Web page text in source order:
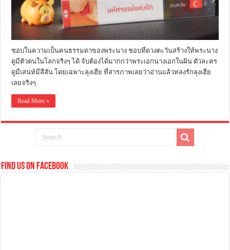
ชอบในความเป็นคนธรรมดาของพระนาง ชอบที่ดวงตะวันสร้างให้พระนาง
ดูมีตัวตนในโลกจริงๆ ได้ จับต้องได้มากกว่าพระเอกนางเอกในฝัน ตัวละคร
ดูมีเสน่ห์มีสีสัน โดยเฉพาะลุงเฮีย ที่สารภาพเลยว่าอ่านแล้วหลงรักลุงเฮีย
เลยจริงๆ
Read More »
Find us on Facebook